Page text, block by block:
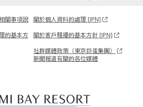
關事項說
關於個人資料的處理 [JPN]
的基本方
關於客戶騷擾的基本方針 [JPN]
社群媒體政策（東京巨蛋集團）
新聞報道有關的各位媒體